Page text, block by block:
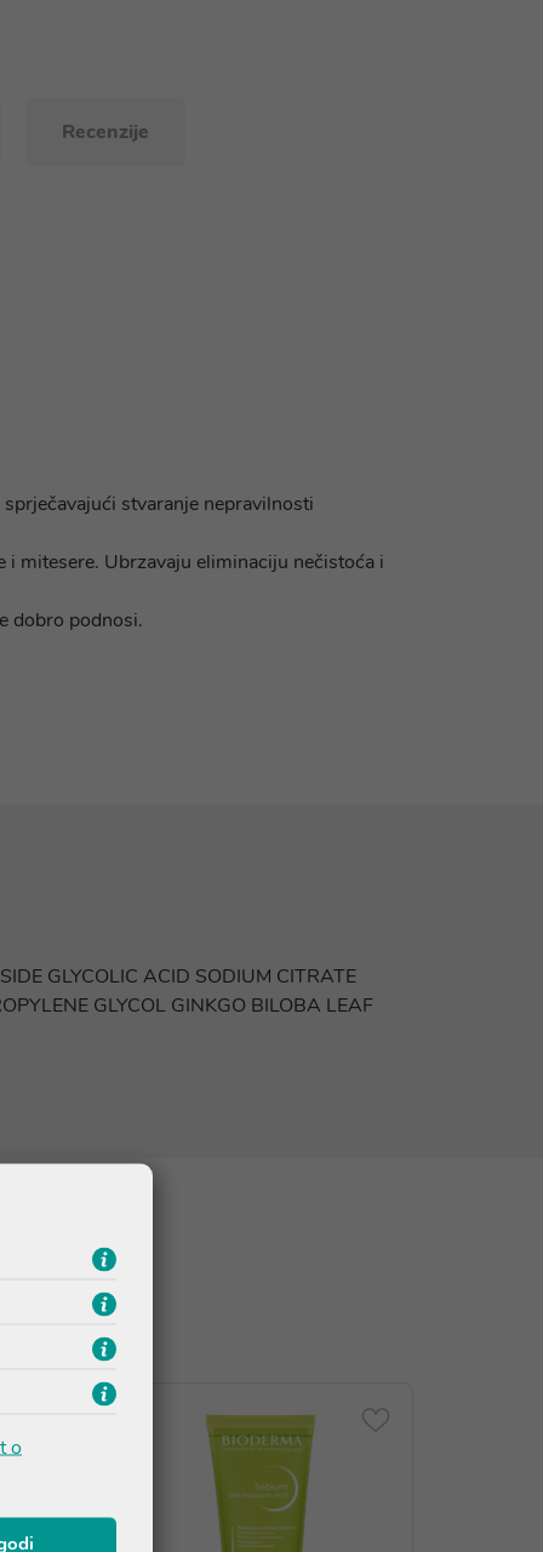
Recenzije
stvaranje nepravilnosti
mitesere. Ubrzavaju eliminaciju nečistoća i
dobro podnosi.
GLYCOLIC ACID SODIUM CITRATE
GLYCOL GINKGO BILOBA LEAF
o